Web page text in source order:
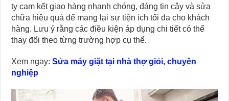
ty cam kết giao hàng nhanh chóng, đáng tin cậy và sửa
chữa hiệu quả để mang lại sự tiện ích tối đa cho khách
hàng. Lưu ý rằng các điều kiện áp dụng chi tiết có thể
thay đổi theo từng trường hợp cụ thể.
Xem ngay:Sửa máy giặt tại nhà thợ giỏi, chuyên
nghiệp